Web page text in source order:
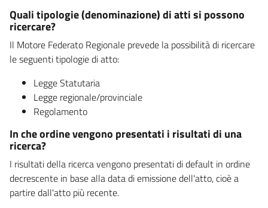
Quali tipologie (denominazione) di atti si possono
ricercare?
Il Motore Federato Regionale prevede la possibilità di ricercare
le seguenti tipologie di atto:
Legge Statutaria
Legge regionale/provinciale
Regolamento
In che ordine vengono presentati i risultati di una
ricerca?
I risultati della ricerca vengono presentati di default in ordine
decrescente in base alla data di emissione dell'atto, cioè a
partire dall'atto più recente.